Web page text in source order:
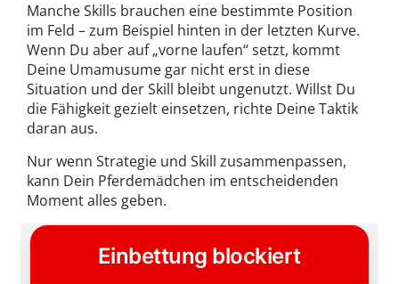
Manche Skills brauchen eine bestimmte Position
im Feld – zum Beispiel hinten in der letzten Kurve.
Wenn Du aber auf „vorne laufen“ setzt, kommt
Deine Umamusume gar nicht erst in diese
Situation und der Skill bleibt ungenutzt. Willst Du
die Fähigkeit gezielt einsetzen, richte Deine Taktik
daran aus.
Nur wenn Strategie und Skill zusammenpassen,
kann Dein Pferdemädchen im entscheidenden
Moment alles geben.